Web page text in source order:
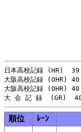
日本高校記録 (HR)
大阪高校記録 (OHR)
大阪高校記録 (OHR)
順位 ﾚｰﾝ